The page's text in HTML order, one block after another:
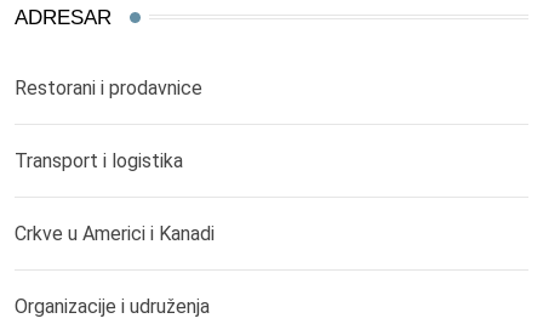
ADRESAR
Restorani i prodavnice
Transport i logistika
Crkve u Americi i Kanadi
Organizacije i udruženja